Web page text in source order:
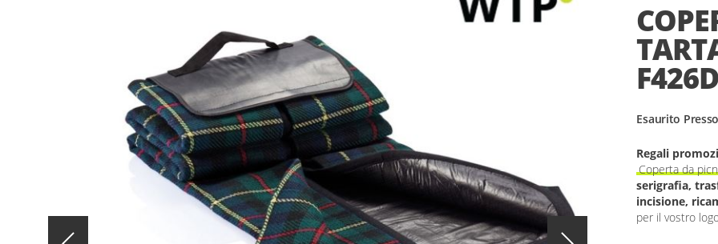
Esaurito
Regali
Coperta da
serigrafia,
incisione,
per il vostro